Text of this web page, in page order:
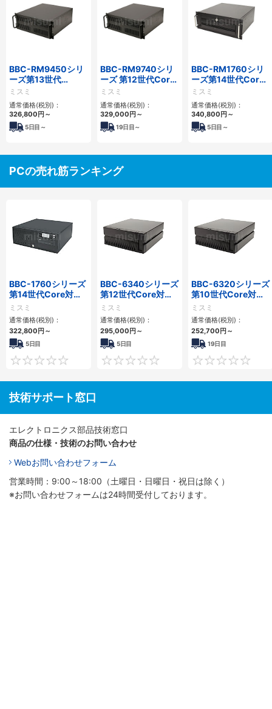
BBC-RM9450シリ
ーズ第13世代
Core・12世代
Celeron対応ラック
マウント4PCIe
ミスミ
通常価格(税別)：
326,800円～
5日目～
BBC-RM9740シリ
ーズ 第12世代Core
対応ラックマウント
FAPC4PCI・3PCIe
ミスミ
通常価格(税別)：
329,000円～
19日目～
BBC-RM1760シリ
ーズ第14世代Core
対応ラックマウント
3PCIe
ミスミ
通常価格(税別)：
340,800円～
5日目～
PCの売れ筋ランキング
BBC-1760シリーズ
第14世代Core対応
小型フロアマウント
3PCIe
ミスミ
通常価格(税別)：
322,800円～
5日目
0
BBC-6340シリーズ
第12世代Core対応
小型フロアマウント
PC2PCI/2PCIe
ミスミ
通常価格(税別)：
295,000円～
5日目
0
BBC-6320シリーズ
第10世代Core対応
小型フロアマウント
FAPC 2PCI・2PCIe
ミスミ
通常価格(税別)：
252,700円～
19日目
技術サポート窓口
エレクトロニクス部品技術窓口
商品の仕様・技術のお問い合わせ
Webお問い合わせフォーム
営業時間：9:00～18:00（土曜日・日曜日・祝日は除く）
※お問い合わせフォームは24時間受付しております。